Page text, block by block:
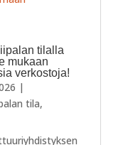
tilalla
mukaan
verkostoja!
|
tila,